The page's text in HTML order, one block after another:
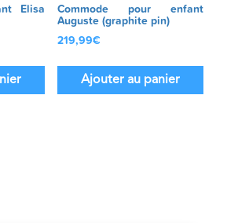
Elisa Commode pour enfant
Auguste (graphite pin)
219,99€
Ajouter au panier